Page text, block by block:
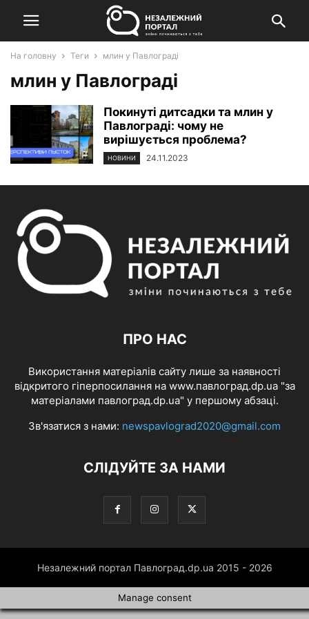
На головну Теги млин у Павлограді
млин у Павлограді
Покинуті дитсадки та млин у
Павлограді: чому не
вирішується проблема?
НОВИНИ 24.11.2023
ПРО НАС
Використання матеріалів сайту лише за наявності
відкритого гіперпосилання на www.павлоград.dp.ua "за
матеріалами павлоград.dp.ua" у першому абзаці.
Зв'язатися з нами: newspavlograd2020@gmail.com
СЛІДУЙТЕ ЗА НАМИ
Незалежний портал Павлоград.dp.ua 2015 - 2026
Manage consent